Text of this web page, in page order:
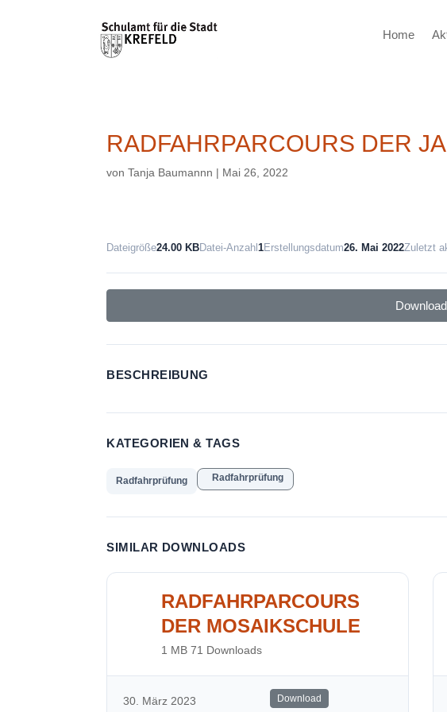
Home
RADFAHRPARCOURS DER
vonTanja Baumannn | Mai 26, 2022
Dateigröße24.00 KBDatei-Anzahl 1Erstellungsdatum26. Mai 2022Zuletzt
Download
BESCHREIBUNG
KATEGORIEN & TAGS
Radfahrprüfung Radfahrprüfung
SIMILAR DOWNLOADS
RADFAHRPARCOURS
DER MOSAIKSCHULE
1 MB71 Downloads
30. März 2023 Download